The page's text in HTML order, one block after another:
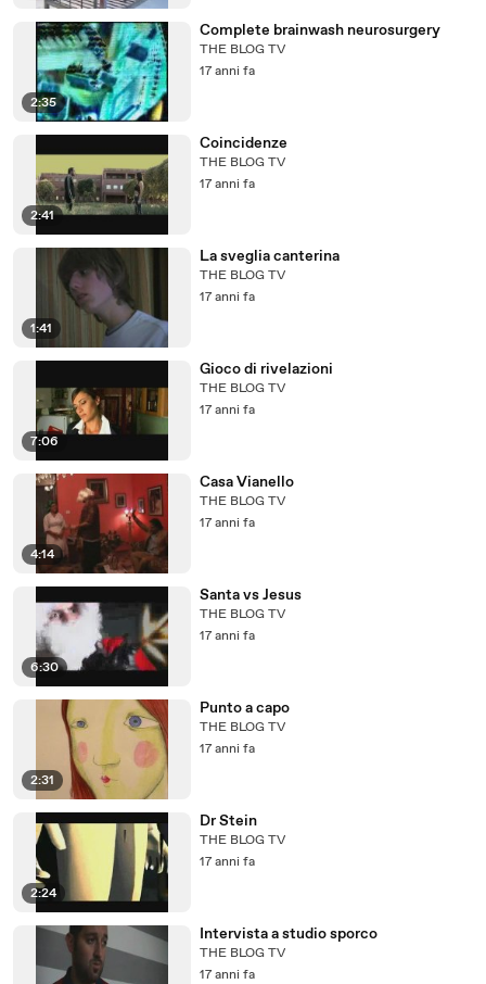
2:35
Complete brainwash neurosurgery
THE BLOG TV
17 anni fa
2:41
Coincidenze
THE BLOG TV
17 anni fa
1:41
La sveglia canterina
THE BLOG TV
17 anni fa
7:06
Gioco di rivelazioni
THE BLOG TV
17 anni fa
4:14
Casa Vianello
THE BLOG TV
17 anni fa
6:30
Santa vs Jesus
THE BLOG TV
17 anni fa
2:31
Punto a capo
THE BLOG TV
17 anni fa
2:24
Dr Stein
THE BLOG TV
17 anni fa
Intervista a studio sporco
THE BLOG TV
17 anni fa